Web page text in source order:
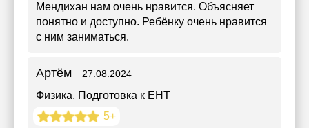
Мендихан нам очень нравится. Объясняет
понятно и доступно. Ребёнку очень нравится
с ним заниматься.
Артём 27.08.2024
Физика, Подготовка к ЕНТ
5+